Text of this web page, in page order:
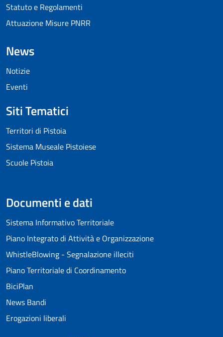
Statuto e Regolamenti
Attuazione Misure PNRR
News
Notizie
Eventi
Siti Tematici
Territori di Pistoia
Sistema Museale Pistoiese
Scuole Pistoia
Documenti e dati
Sistema Informativo Territoriale
Piano Integrato di Attività e Organizzazione
WhistleBlowing - Segnalazione illeciti
Piano Territoriale di Coordinamento
BiciPlan
News Bandi
Erogazioni liberali